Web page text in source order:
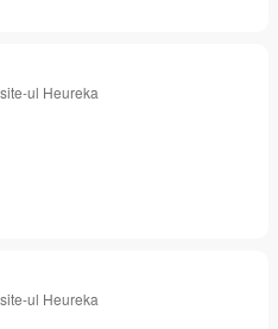
ul Heureka
ul Heureka